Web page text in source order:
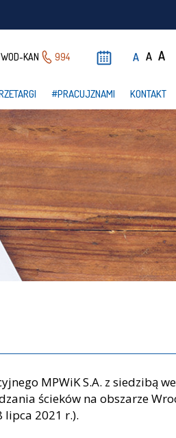
KAN 994 A A A
#PRACUJZNAMI KONTAKT
MPWiK S.A. z siedzibą we
ścieków na obszarze
lipca 2021 r.).